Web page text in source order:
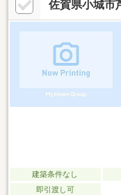
佐賀県小城市
建築条件なし
即引渡し可